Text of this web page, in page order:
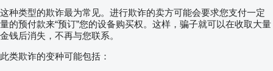
这种类型的欺诈最为常见。进行欺诈的卖方可能会要求您支付一定
量的预付款来“预订”您的设备购买权。这样，骗子就可以在收取大量
金钱后消失，不再与您联系。
此类欺诈的变种可能包括：